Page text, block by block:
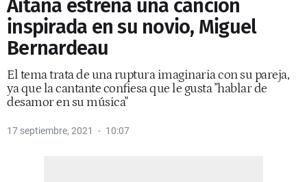
Aitana estrena una canción
inspirada en su novio, Miguel
Bernardeau
El tema trata de una ruptura imaginaria con su pareja,
ya que la cantante confiesa que le gusta "hablar de
desamor en su música"
17 septiembre, 2021 10:07